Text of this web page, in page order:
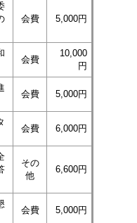
会費 5,000円
会費
10,000
円
会費 5,000円
会費 6,000円
その
他
6,600円
会費 5,000円